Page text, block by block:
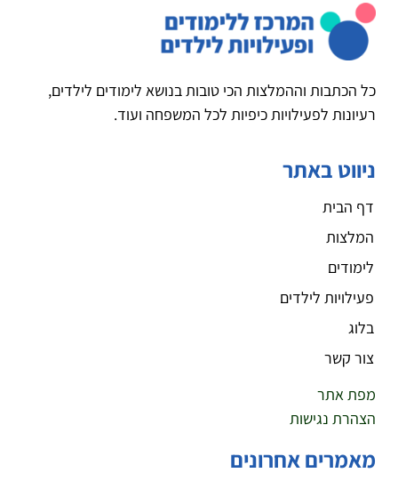
כל הכתבות וההמלצות הכי טובות בנושא לימודים לילדים,
רעיונות לפעילויות כיפיות לכל המשפחה ועוד.
ניווט באתר
דף הבית
המלצות
לימודים
פעילויות לילדים
בלוג
צור קשר
מפת אתר
הצהרת נגישות
מאמרים אחרונים